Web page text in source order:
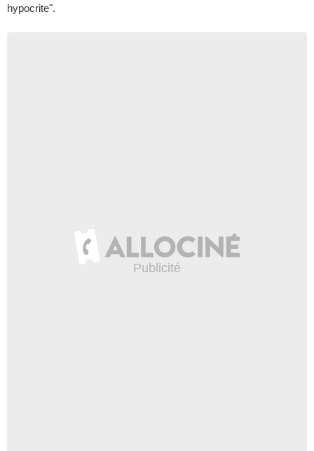
hypocrite".